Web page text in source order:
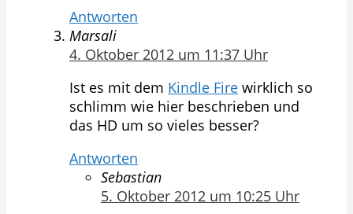
Antworten
Marsali
4. Oktober 2012 um 11:37 Uhr
Ist es mit dem Kindle Fire wirklich so
schlimm wie hier beschrieben und
das HD um so vieles besser?
Antworten
Sebastian
5. Oktober 2012 um 10:25 Uhr